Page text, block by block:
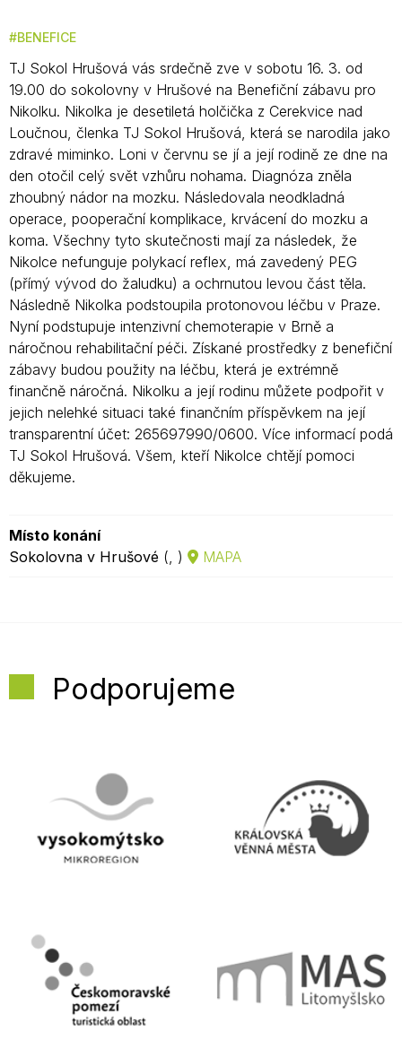
BENEFICE
TJ Sokol Hrušová vás srdečně zve v sobotu 16. 3. od
19.00 do sokolovny v Hrušové na Benefiční zábavu pro
Nikolku. Nikolka je desetiletá holčička z Cerekvice nad
Loučnou, členka TJ Sokol Hrušová, která se narodila jako
zdravé miminko. Loni v červnu se jí a její rodině ze dne na
den otočil celý svět vzhůru nohama. Diagnóza zněla
zhoubný nádor na mozku. Následovala neodkladná
operace, pooperační komplikace, krvácení do mozku a
koma. Všechny tyto skutečnosti mají za následek, že
Nikolce nefunguje polykací reflex, má zavedený PEG
(přímý vývod do žaludku) a ochrnutou levou část těla.
Následně Nikolka podstoupila protonovou léčbu v Praze.
Nyní podstupuje intenzivní chemoterapie v Brně a
náročnou rehabilitační péči. Získané prostředky z benefiční
zábavy budou použity na léčbu, která je extrémně
finančně náročná. Nikolku a její rodinu můžete podpořit v
jejich nelehké situaci také finančním příspěvkem na její
transparentní účet: 265697990/0600. Více informací podá
TJ Sokol Hrušová. Všem, kteří Nikolce chtějí pomoci
děkujeme.
Místo konání
Sokolovna v Hrušové (, ) MAPA
Podporujeme